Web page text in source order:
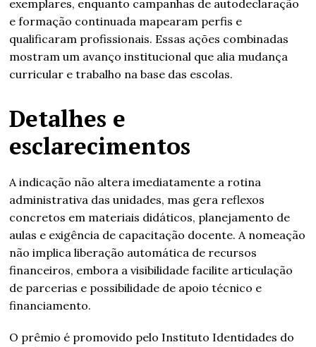
exemplares, enquanto campanhas de autodeclaração
e formação continuada mapearam perfis e
qualificaram profissionais. Essas ações combinadas
mostram um avanço institucional que alia mudança
curricular e trabalho na base das escolas.
Detalhes e
esclarecimentos
A indicação não altera imediatamente a rotina
administrativa das unidades, mas gera reflexos
concretos em materiais didáticos, planejamento de
aulas e exigência de capacitação docente. A nomeação
não implica liberação automática de recursos
financeiros, embora a visibilidade facilite articulação
de parcerias e possibilidade de apoio técnico e
financiamento.
O prêmio é promovido pelo Instituto Identidades do